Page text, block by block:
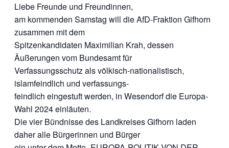
Liebe Freunde und Freundinnen,
am kommenden Samstag will die AfD-Fraktion Gifhorn
zusammen mit dem
Spitzenkandidaten Maximilian Krah, dessen
Äußerungen vom Bundesamt für
Verfassungsschutz als völkisch-nationalistisch,
islamfeindlich und verfassungs-
feindlich eingestuft werden, in Wesendorf die Europa-
Wahl 2024 einläuten.
Die vier Bündnisse des Landkreises Gifhorn laden
daher alle Bürgerinnen und Bürger